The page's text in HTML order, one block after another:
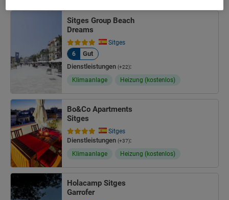
Sitges Group Beach
Dreams
Sitges
6
Gut
Dienstleistungen (+22):
Klimaanlage Heizung (kostenlos)
Bo&Co Apartments
Sitges
Sitges
Dienstleistungen (+37):
Klimaanlage Heizung (kostenlos)
Holacamp Sitges
Garrofer